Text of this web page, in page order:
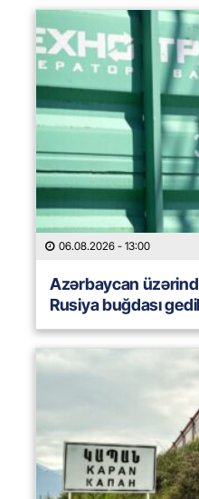
06.08.2026 - 13:00
Azərbaycan
Rusiya buğdası